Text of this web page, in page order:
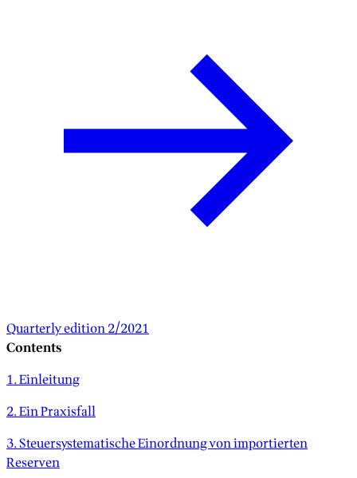
Quarterly edition 2/2021
Contents
1. Einleitung
2. Ein Praxisfall
3. Steuersystematische Einordnung von importierten
Reserven